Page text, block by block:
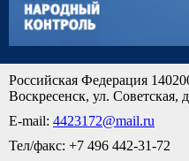
Российская Федерация
Воскресенск, ул. Советская,
E-mail: 4423172@mail.ru
Тел/факс: +7 496 442-31-72